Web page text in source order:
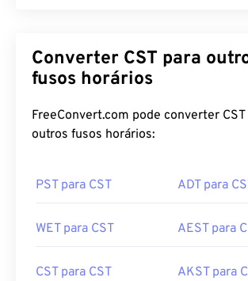
Converter CST para
fusos horários
FreeConvert.com pode converter
outros fusos horários:
PST para CST ADT para
WET para CST AEST para
CST para CST AKST para